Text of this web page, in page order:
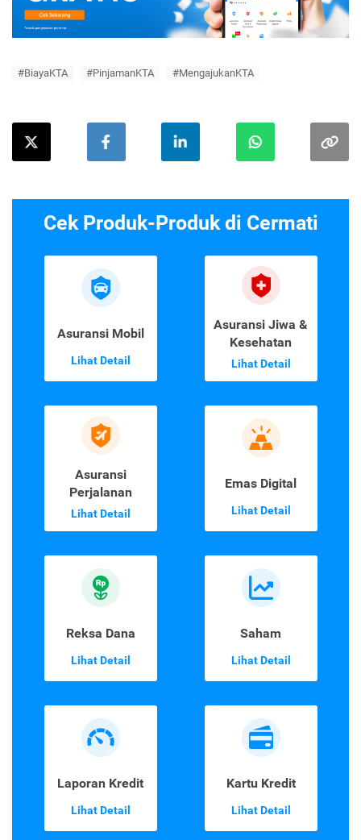
#BiayaKTA #PinjamanKTA #MengajukanKTA
Cek Produk-Produk di Cermati
Asuransi Mobil
Lihat Detail
Asuransi Jiwa &
Kesehatan
Lihat Detail
Asuransi
Perjalanan
Lihat Detail
Emas Digital
Lihat Detail
Reksa Dana
Lihat Detail
Saham
Lihat Detail
Laporan Kredit
Lihat Detail
Kartu Kredit
Lihat Detail